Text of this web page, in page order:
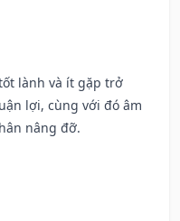
lành và ít gặp trở
lợi, cùng với đó âm
nâng đỡ.